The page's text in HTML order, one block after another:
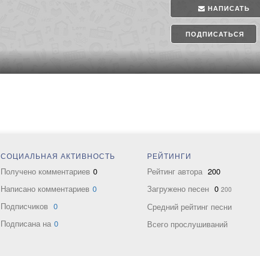
НАПИСАТЬ
ПОДПИСАТЬСЯ
СОЦИАЛЬНАЯ АКТИВНОСТЬ
Получено комментариев 0
Написано комментариев 0
Подписчиков 0
Подписана на 0
РЕЙТИНГИ
Рейтинг автора 200
Загружено песен 0 200
Средний рейтинг песни
Всего прослушиваний